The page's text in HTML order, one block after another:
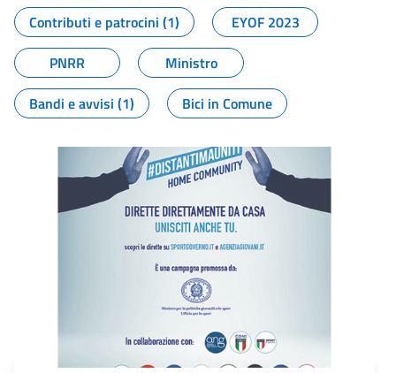
Contributi e patrocini (1)
EYOF 2023
PNRR
Ministro
Bandi e avvisi (1)
Bici in Comune